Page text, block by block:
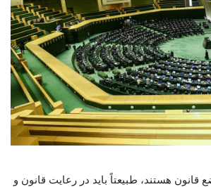
قانون هستند، طبیعتاً باید در رعایت قانون و